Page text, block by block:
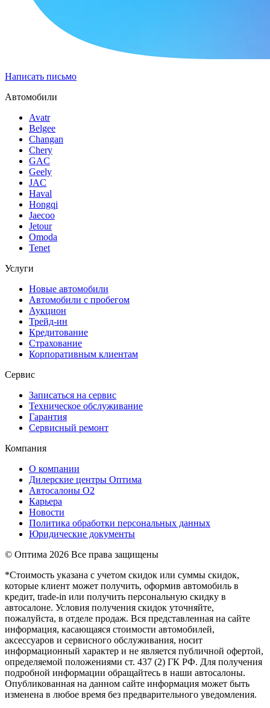
Написать письмо
Автомобили
Avatr
Belgee
Changan
Chery
GAC
Geely
JAC
Haval
Hongqi
Jaecoo
Jetour
Omoda
Tenet
Услуги
Новые автомобили
Автомобили с пробегом
Аукцион
Трейд-ин
Кредитование
Страхование
Корпоративным клиентам
Сервис
Записаться на сервис
Техническое обслуживание
Гарантия
Сервисный ремонт
Компания
О компании
Дилерские центры Оптима
Автосалоны О2
Карьера
Новости
Политика обработки персональных данных
Юридические документы
© Оптима 2026 Все права защищены
*Стоимость указана с учетом скидок или суммы скидок,
которые клиент может получить, оформив автомобиль в
кредит, trade-in или получить персональную скидку в
автосалоне. Условия получения скидок уточняйте,
пожалуйста, в отделе продаж. Вся представленная на сайте
информация, касающаяся стоимости автомобилей,
аксессуаров и сервисного обслуживания, носит
информационный характер и не является публичной офертой,
определяемой положениями ст. 437 (2) ГК РФ. Для получения
подробной информации обращайтесь в наши автосалоны.
Опубликованная на данном сайте информация может быть
изменена в любое время без предварительного уведомления.